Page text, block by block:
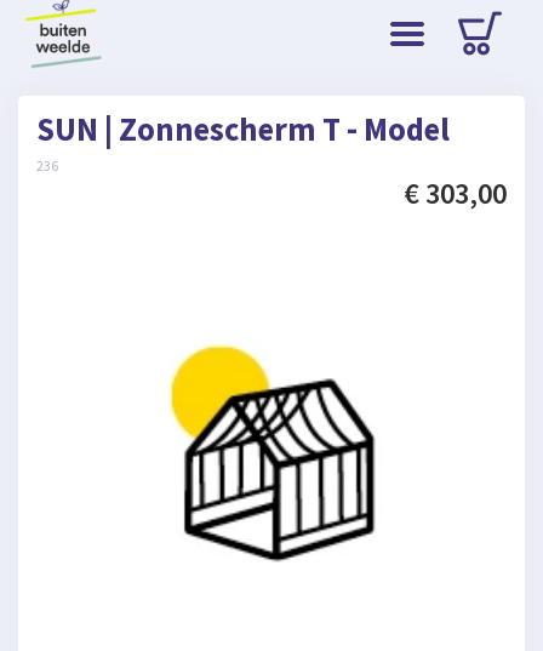
SUN | Zonnescherm T - Model
236
€ 303,00